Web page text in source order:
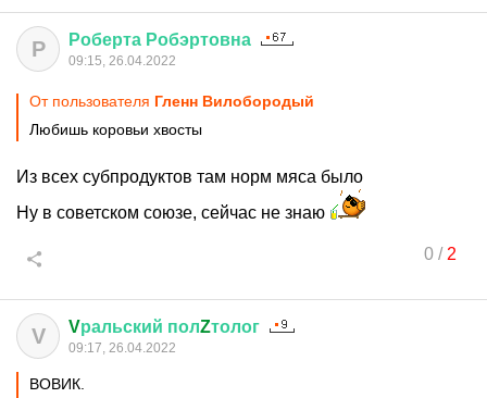
Р Роберта Робэртовна
09:15, 26.04.2022
От пользователя Гленн Вилобородый
Любишь коровьи хвосты
Из всех субпродуктов там норм мяса было
Ну в советском союзе, сейчас не знаю
0/ 2
V Vральский полZтолог
09:17, 26.04.2022
ВОВИК.